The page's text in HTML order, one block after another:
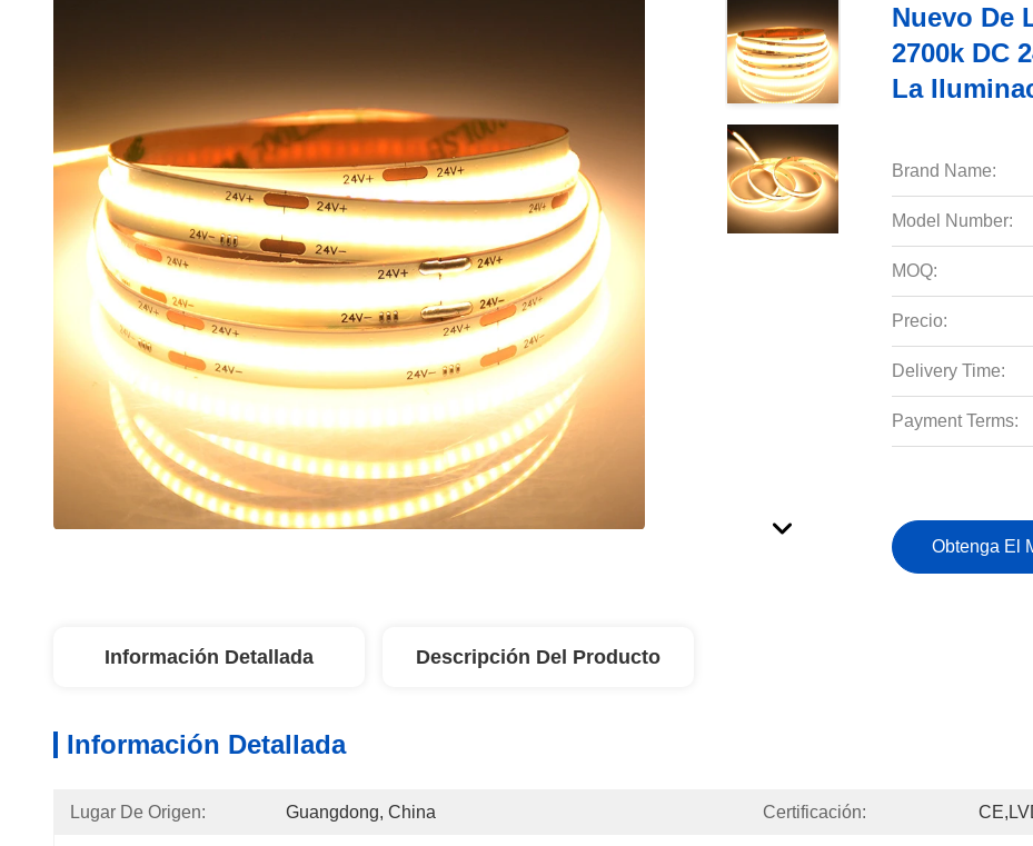
Nuevo De
2700k DC
La
Brand Name:
Model Number:
MOQ:
Precio:
Delivery Time:
Payment Terms:
Obtenga El
Información Detallada Descripción Del Producto
Información Detallada
Lugar De Origen: Guangdong, China Certificación: